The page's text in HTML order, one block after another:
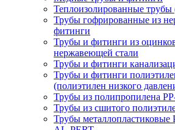
Теплоизолированные трубы
Трубы гофрированные из
фитинги
Трубы и фитинги из
нержавеющей стали
Трубы и фитинги
Трубы и фитинги
(полиэтилен низкого
Трубы из полипропилена
Трубы из сшитого
Трубы